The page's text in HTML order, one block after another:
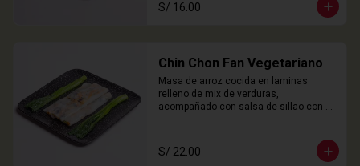
S/ 16.00
Chin Chon Fan Vegetariano
Masa de arroz cocida en laminas
relleno de mix de verduras,
acompañado con salsa de sillao con
S/ 22.00